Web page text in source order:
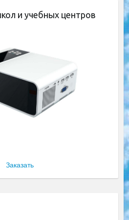
и учебных центров
Заказать